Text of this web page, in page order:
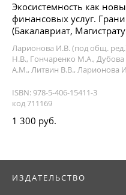
Экосистемность как
финансовых услуг.
(Бакалавриат,
Ларионова И.В. (под общ.
Н.В., Гончаренко М.А.,
А.М., Литвин В.В., Ларионова
ISBN: 978-5-406-15411-3
код 711169
1 300 руб.
ИЗДАТЕЛЬСТВО